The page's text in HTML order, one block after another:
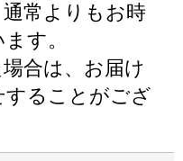
常よりもお時
す。
合は、お届け
することがござ